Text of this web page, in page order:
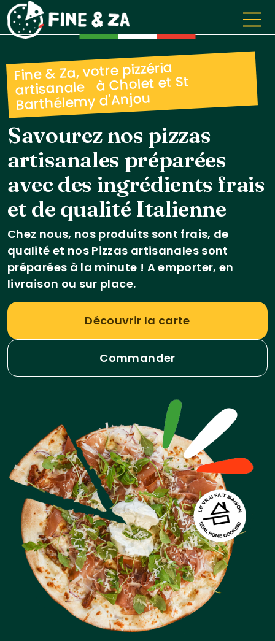
Fine & Za, votre pizzéria
artisanale à Cholet et St
Barthélemy d'Anjou
Savourez nos pizzas
artisanales préparées
avec des ingrédients frais
et de qualité Italienne
Chez nous, nos produits sont frais, de
qualité et nos Pizzas artisanales sont
préparées à la minute ! A emporter, en
livraison ou sur place.
Découvrir la carte
Commander